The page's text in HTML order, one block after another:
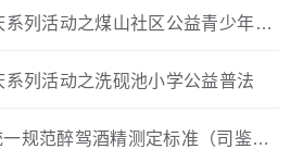
列活动之煤山社区公益青少年普
列活动之洗砚池小学公益普法
规范醉驾酒精测定标准（司鉴函